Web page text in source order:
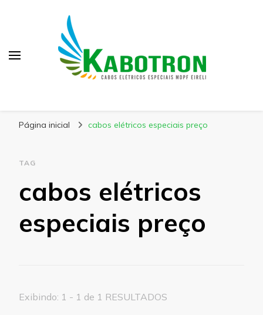
Página inicial cabos elétricos especiais preço
TAG
cabos elétricos
especiais preço
Exibindo: 1 - 1 de 1 RESULTADOS